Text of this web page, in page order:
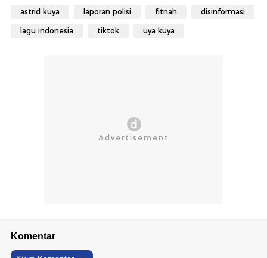
astrid kuya laporan polisi fitnah disinformasi
lagu indonesia tiktok uya kuya